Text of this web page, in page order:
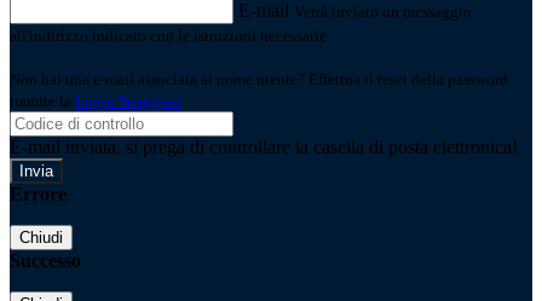
E-mail Verrà inviato un messaggio
all'indirizzo indicato con le istruzioni necessarie.
Non hai una e-mail associata al nome utente? Effettua il reset della password
tramite la Login Spaggiari
E-mail inviata, si prega di controllare la casella di posta elettronica!
Errore
Chiudi
Successo